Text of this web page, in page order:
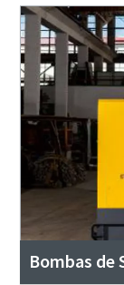
Bombas de